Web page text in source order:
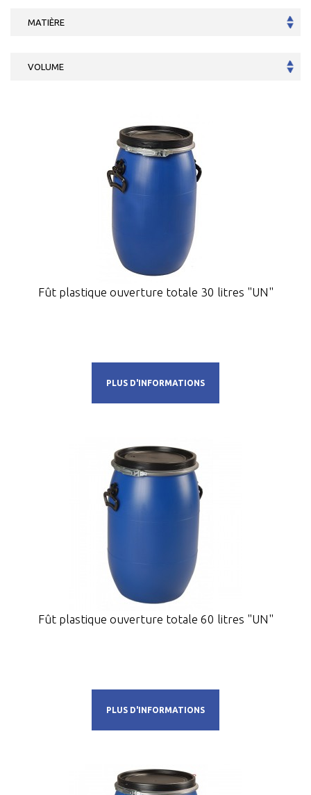
Fût plastique ouverture totale 30 litres "UN"
PLUS D'INFORMATIONS
Fût plastique ouverture totale 60 litres "UN"
PLUS D'INFORMATIONS